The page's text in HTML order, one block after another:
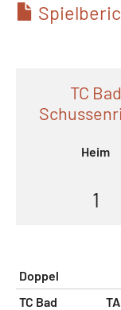
TC Bad
Heim
1
Doppel
TC Bad